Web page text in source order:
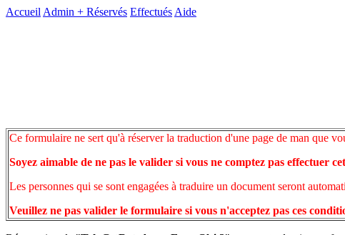
Accueil Admin + Réservés Effectués Aide
Ce formulaire ne sert qu'à réserver la traduction d'une page de man que
Soyez aimable de ne pas le valider si vous ne comptez pas effectuer
Les personnes qui se sont engagées à traduire un document seront
Veuillez ne pas valider le formulaire si vous n'acceptez pas ces